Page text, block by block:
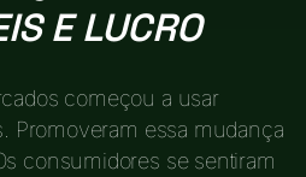
E LUCRO
começou a usar
Promoveram essa mudança
consumidores se sentiram